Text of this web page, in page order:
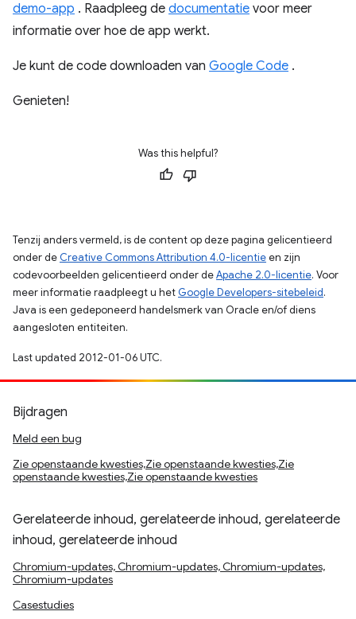
demo-app . Raadpleeg de documentatie voor meer
informatie over hoe de app werkt.
Je kunt de code downloaden van Google Code .
Genieten!
Was this helpful?
Tenzij anders vermeld, is de content op deze pagina gelicentieerd
onder de Creative Commons Attribution 4.0-licentieen zijn
codevoorbeelden gelicentieerd onder deApache 2.0-licentie. Voor
meer informatie raadpleegt u het Google Developers-sitebeleid.
Java is een gedeponeerd handelsmerk van Oracle en/of diens
aangesloten entiteiten.
Last updated 2012-01-06 UTC.
Bijdragen
Meld een bug
Zie openstaande kwesties,Zie openstaande kwesties,Zie
openstaande kwesties,Zie openstaande kwesties
Gerelateerde inhoud, gerelateerde inhoud, gerelateerde
inhoud, gerelateerde inhoud
Chromium-updates, Chromium-updates, Chromium-updates,
Chromium-updates
Casestudies